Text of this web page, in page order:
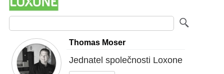
Thomas Moser
Jednatel společnosti Loxone